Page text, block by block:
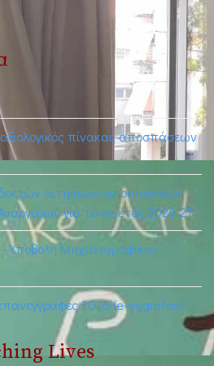
πίνακας αποσπάσεων
αιτήσεων αποσπάσεων
για το σχ.έτος 2026-27
- Υποβολή Μηχανογραφικού
2026 (e-eggrafes)
Lives